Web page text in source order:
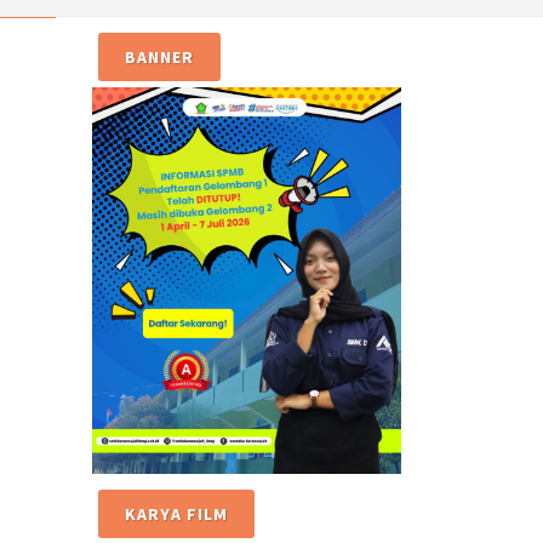
BANNER
KARYA FILM